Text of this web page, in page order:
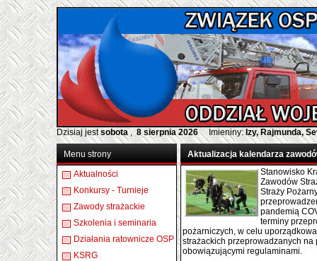
Dzisiaj jestsobota,8 sierpnia 2026 Imieniny: Izy, Rajmunda,
Menu strony
Aktualności
Konkursy - Turnieje
Zawody strażackie
Szkolenia i seminaria
Działania ratownicze OSP
KSRG
Aktualizacja kalendarza
Stanowisko
Zawodów
Straży
pandemią
terminy
pożarniczych, w celu
strażackich przeprowadzanych
obowiązującymi regulaminami.